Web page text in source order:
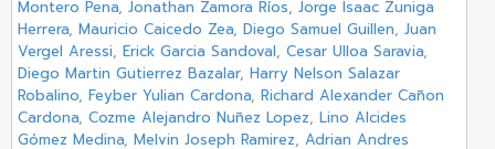
Montero Pena, Jonathan Zamora Ríos, Jorge Isaac Zuniga
Herrera, Mauricio Caicedo Zea, Diego Samuel Guillen, Juan
Vergel Aressi, Erick Garcia Sandoval, Cesar Ulloa Saravia,
Diego Martin Gutierrez Bazalar, Harry Nelson Salazar
Robalino, Feyber Yulian Cardona, Richard Alexander Cañon
Cardona, Cozme Alejandro Nuñez Lopez, Lino Alcides
Gómez Medina, Melvin Joseph Ramirez, Adrian Andres